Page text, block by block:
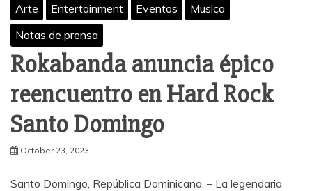
Arte Entertainment Eventos
Musica
Notas de prensa
Rokabanda anuncia épico
reencuentro en Hard Rock
Santo Domingo
October 23, 2023
Santo Domingo, República Dominicana. – La legendaria